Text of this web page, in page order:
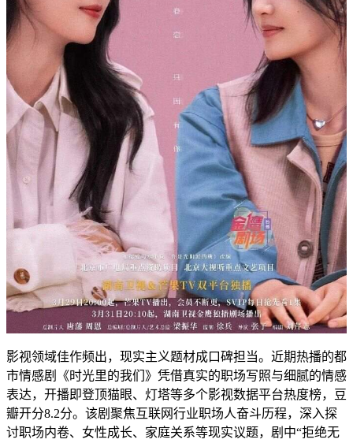
影视领域佳作频出，现实主义题材成口碑担当。近期热播的都
市情感剧《时光里的我们》凭借真实的职场写照与细腻的情感
表达，开播即登顶猫眼、灯塔等多个影视数据平台热度榜，豆
瓣开分8.2分。该剧聚焦互联网行业职场人奋斗历程，深入探
讨职场内卷、女性成长、家庭关系等现实议题，剧中“拒绝无